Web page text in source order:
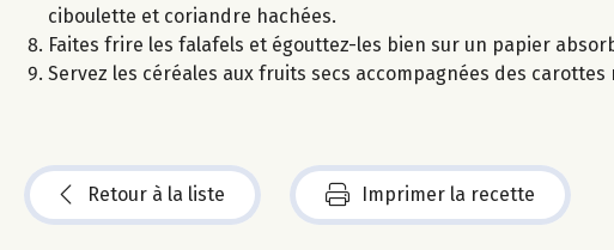
ciboulette et coriandre hachées.
Faites frire les falafels et égouttez-les bien sur un papier
Servez les céréales aux fruits secs accompagnées des
Retour à la liste Imprimer la recette